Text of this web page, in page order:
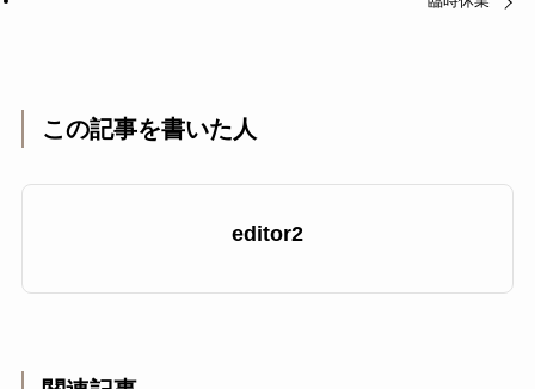
この記事を書いた人
editor2